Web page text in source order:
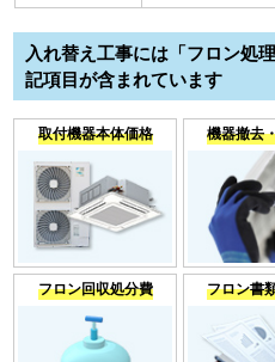
入れ替え工事には「フロン処
記項目が含まれています
取付機器本体価格 機器撤去
フロン回収処分費 フロン書